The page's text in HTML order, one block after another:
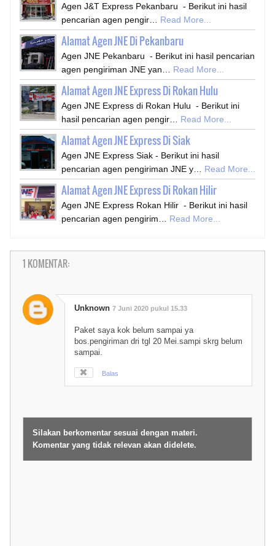
Agen J&T Express Pekanbaru - Berikut ini hasil
pencarian agen pengir…
Read More...
Alamat Agen JNE Di Pekanbaru
Agen JNE Pekanbaru - Berikut ini hasil pencarian
agen pengiriman JNE yan…
Read More...
Alamat Agen JNE Express Di Rokan Hulu
Agen JNE Express di Rokan Hulu - Berikut ini
hasil pencarian agen pengir…
Read More...
Alamat Agen JNE Express Di Siak
Agen JNE Express Siak - Berikut ini hasil
pencarian agen pengiriman JNE y…
Read More...
Alamat Agen JNE Express Di Rokan Hilir
Agen JNE Express Rokan Hilir - Berikut ini hasil
pencarian agen pengirim…
Read More...
1 KOMENTAR:
Unknown 7 Juni 2020 pukul 15.33
Paket saya kok belum sampai ya
bos.pengiriman dri tgl 20 Mei.sampi skrg belum
sampai.
Balas
Silakan berkomentar sesuai dengan materi.
Komentar yang tidak relevan akan didelete.